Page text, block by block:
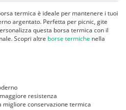
termica è ideale per mantenere i tuoi
argentato. Perfetta per picnic, gite
questa borsa termica con il
Scopri altre borse termiche nella
resistenza
migliore conservazione termica